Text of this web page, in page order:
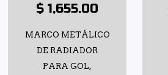
$ 1,655.00
MARCO METÁLICO
DE RADIADOR
PARA GOL,